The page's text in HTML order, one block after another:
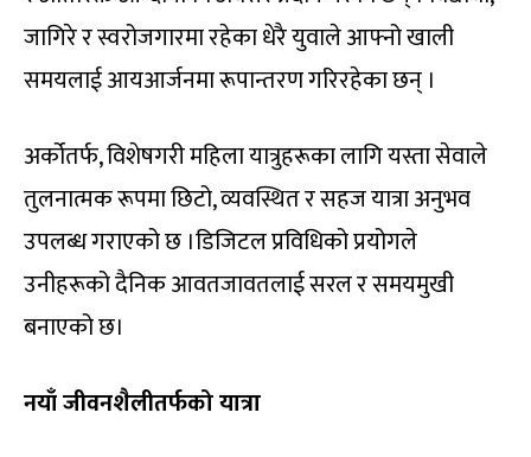
जागिरे र स्वरोजगारमा रहेका धेरै युवाले आफ्नो खाली
समयलाई आयआर्जनमा रूपान्तरण गरिरहेका छन् ।
अर्कोतर्फ, विशेषगरी महिला यात्रुहरूका लागि यस्ता सेवाले
तुलनात्मक रूपमा छिटो, व्यवस्थित र सहज यात्रा अनुभव
उपलब्ध गराएको छ ।डिजिटल प्रविधिको प्रयोगले
उनीहरूको दैनिक आवतजावतलाई सरल र समयमुखी
बनाएको छ।
नयाँ जीवनशैलीतर्फको यात्रा